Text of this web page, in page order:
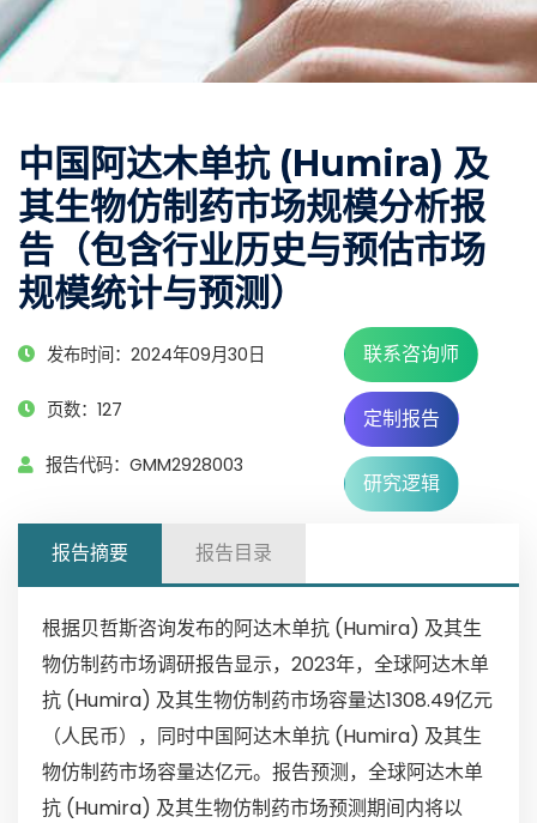
中国阿达木单抗 (Humira) 及
其生物仿制药市场规模分析报
告（包含行业历史与预估市场
规模统计与预测）
发布时间：2024年09月30日
页数：127
报告代码：GMM2928003
联系咨询师
定制报告
研究逻辑
报告摘要 报告目录
根据贝哲斯咨询发布的阿达木单抗 (Humira) 及其生
物仿制药市场调研报告显示，2023年，全球阿达木单
抗 (Humira) 及其生物仿制药市场容量达1308.49亿元
（人民币），同时中国阿达木单抗 (Humira) 及其生
物仿制药市场容量达亿元。报告预测，全球阿达木单
抗 (Humira) 及其生物仿制药市场预测期间内将以